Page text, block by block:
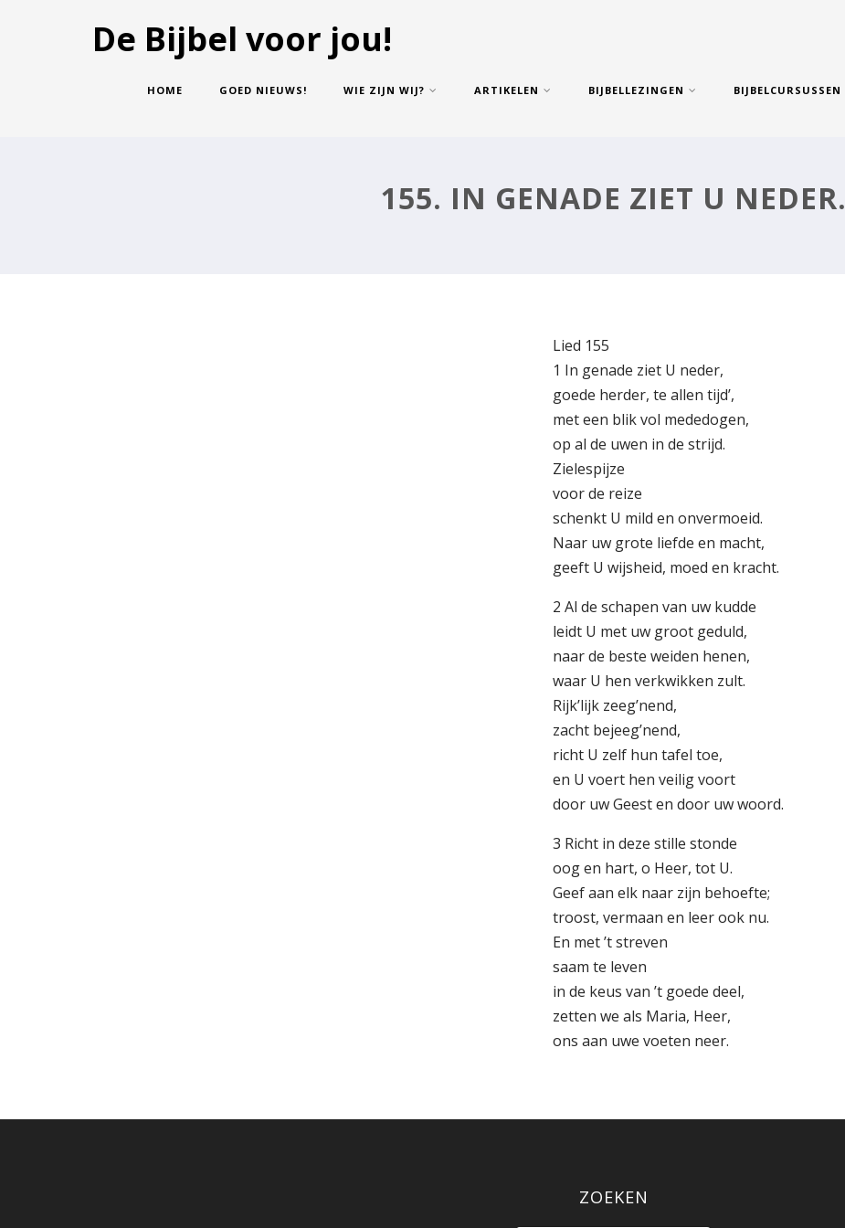
De Bijbel voor jou!
HOME GOED NIEUWS! WIE ZIJN WIJ? ARTIKELEN BIJBELLEZINGEN BIJBELCURSUSSEN
155. IN GENADE ZIET U NEDER.
Lied 155
1 In genade ziet U neder,
goede herder, te allen tijd’,
met een blik vol mededogen,
op al de uwen in de strijd.
Zielespijze
voor de reize
schenkt U mild en onvermoeid.
Naar uw grote liefde en macht,
geeft U wijsheid, moed en kracht.
2 Al de schapen van uw kudde
leidt U met uw groot geduld,
naar de beste weiden henen,
waar U hen verkwikken zult.
Rijk’lijk zeeg’nend,
zacht bejeeg’nend,
richt U zelf hun tafel toe,
en U voert hen veilig voort
door uw Geest en door uw woord.
3 Richt in deze stille stonde
oog en hart, o Heer, tot U.
Geef aan elk naar zijn behoefte;
troost, vermaan en leer ook nu.
En met ’t streven
saam te leven
in de keus van ’t goede deel,
zetten we als Maria, Heer,
ons aan uwe voeten neer.
ZOEKEN